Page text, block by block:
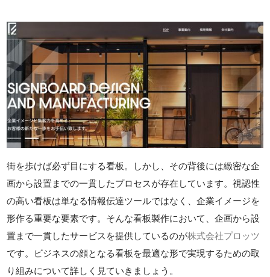
街を歩けば必ず目にする看板。しかし、その背後には緻密な企
画から設置までの一貫したプロセスが存在しています。視認性
の高い看板は単なる情報伝達ツールではなく、企業イメージを
形作る重要な要素です。そんな看板製作において、企画から設
置まで一貫したサービスを提供しているのが株式会社プロッツ
です。ビジネスの顔となる看板を最適な形で実現するための取
り組みについて詳しく見ていきましょう。